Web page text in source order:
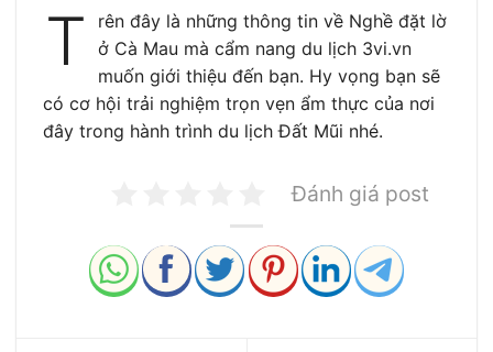
T
rên đây là những thông tin về Nghề đặt lờ
ở Cà Mau mà cẩm nang du lịch 3vi.vn
muốn giới thiệu đến bạn. Hy vọng bạn sẽ
có cơ hội trải nghiệm trọn vẹn ẩm thực của nơi
đây trong hành trình du lịch Đất Mũi nhé.
Đánh giá post